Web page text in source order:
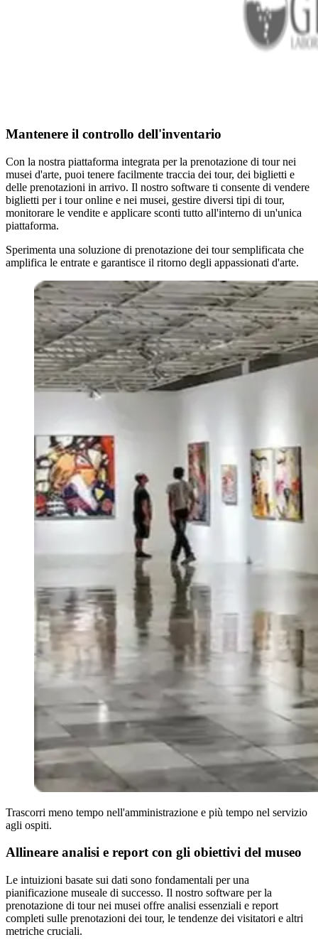
Mantenere il controllo dell'inventario
Con la nostra piattaforma integrata per la prenotazione di tour nei
musei d'arte, puoi tenere facilmente traccia dei tour, dei biglietti e
delle prenotazioni in arrivo. Il nostro software ti consente di vendere
biglietti per i tour online e nei musei, gestire diversi tipi di tour,
monitorare le vendite e applicare sconti tutto all'interno di un'unica
piattaforma.
Sperimenta una soluzione di prenotazione dei tour semplificata che
amplifica le entrate e garantisce il ritorno degli appassionati d'arte.
Trascorri meno tempo nell'amministrazione e più tempo nel servizio
agli ospiti.
Allineare analisi e report con gli obiettivi del museo
Le intuizioni basate sui dati sono fondamentali per una
pianificazione museale di successo. Il nostro software per la
prenotazione di tour nei musei offre analisi essenziali e report
completi sulle prenotazioni dei tour, le tendenze dei visitatori e altri
metriche cruciali.